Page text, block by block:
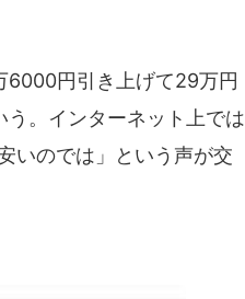
円引き上げて29万円
。インターネット上では
いのでは」という声が交